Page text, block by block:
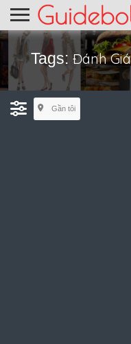
Tags: Đánh
Gần tôi